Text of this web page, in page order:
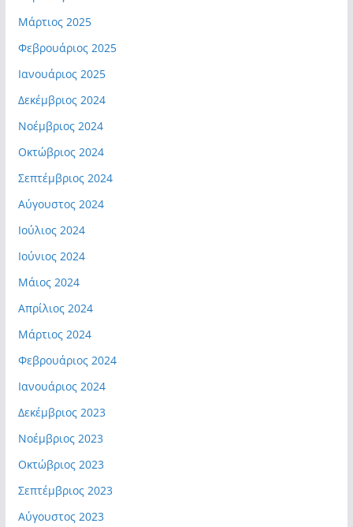
Μάρτιος 2025
Φεβρουάριος 2025
Ιανουάριος 2025
Δεκέμβριος 2024
Νοέμβριος 2024
Οκτώβριος 2024
Σεπτέμβριος 2024
Αύγουστος 2024
Ιούλιος 2024
Ιούνιος 2024
Μάιος 2024
Απρίλιος 2024
Μάρτιος 2024
Φεβρουάριος 2024
Ιανουάριος 2024
Δεκέμβριος 2023
Νοέμβριος 2023
Οκτώβριος 2023
Σεπτέμβριος 2023
Αύγουστος 2023